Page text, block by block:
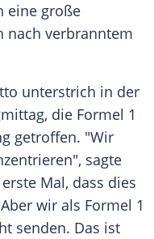
eine große
nach verbranntem
unterstrich in der
die Formel 1
getroffen. "Wir
sagte
Mal, dass dies
wir als Formel 1
senden. Das ist